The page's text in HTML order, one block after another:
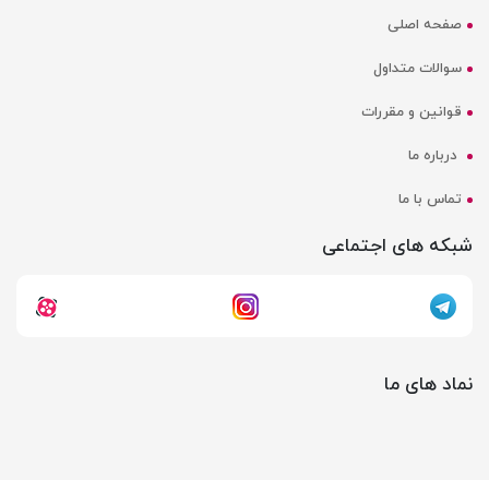
صفحه اصلی
سوالات متداول
قوانین و مقررات
درباره ما
تماس با ما
شبکه های اجتماعی
نماد های ما